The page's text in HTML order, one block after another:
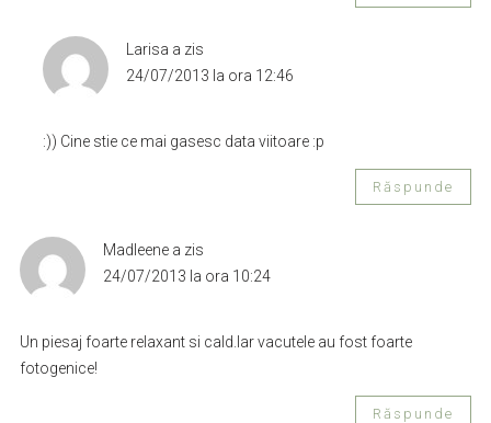
Larisa a zis
24/07/2013 la ora 12:46
:)) Cine stie ce mai gasesc data viitoare :p
Răspunde
Madleene a zis
24/07/2013 la ora 10:24
Un piesaj foarte relaxant si cald.Iar vacutele au fost foarte
fotogenice!
Răspunde